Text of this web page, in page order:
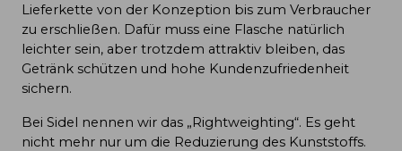
Lieferkette von der Konzeption bis zum Verbraucher
zu erschließen. Dafür muss eine Flasche natürlich
leichter sein, aber trotzdem attraktiv bleiben, das
Getränk schützen und hohe Kundenzufriedenheit
sichern.
Bei Sidel nennen wir das „Rightweighting“. Es geht
nicht mehr nur um die Reduzierung des Kunststoffs.